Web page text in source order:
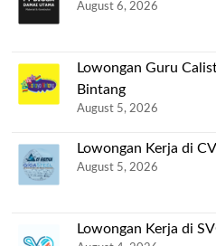
August 6, 2026
Lowongan Guru
Bintang
August 5, 2026
Lowongan Kerja di
August 5, 2026
Lowongan Kerja di